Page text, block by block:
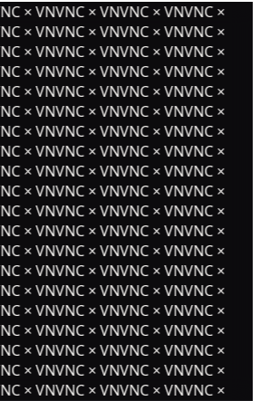
× VNVNC × VNVNC × VNVNC ×
× VNVNC × VNVNC × VNVNC ×
× VNVNC × VNVNC × VNVNC ×
× VNVNC × VNVNC × VNVNC ×
× VNVNC × VNVNC × VNVNC ×
× VNVNC × VNVNC × VNVNC ×
× VNVNC × VNVNC × VNVNC ×
× VNVNC × VNVNC × VNVNC ×
× VNVNC × VNVNC × VNVNC ×
× VNVNC × VNVNC × VNVNC ×
× VNVNC × VNVNC × VNVNC ×
× VNVNC × VNVNC × VNVNC ×
× VNVNC × VNVNC × VNVNC ×
× VNVNC × VNVNC × VNVNC ×
× VNVNC × VNVNC × VNVNC ×
× VNVNC × VNVNC × VNVNC ×
× VNVNC × VNVNC × VNVNC ×
× VNVNC × VNVNC × VNVNC ×
× VNVNC × VNVNC × VNVNC ×
× VNVNC × VNVNC × VNVNC ×